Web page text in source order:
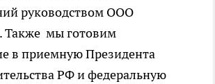
руководством ООО
Также мы готовим
в приемную Президента
РФ и федеральную